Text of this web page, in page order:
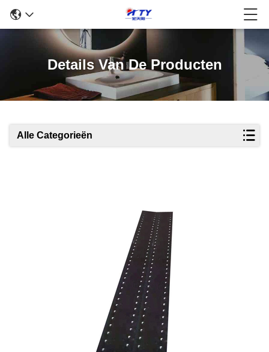
Details Van De Producten
Alle Categorieën